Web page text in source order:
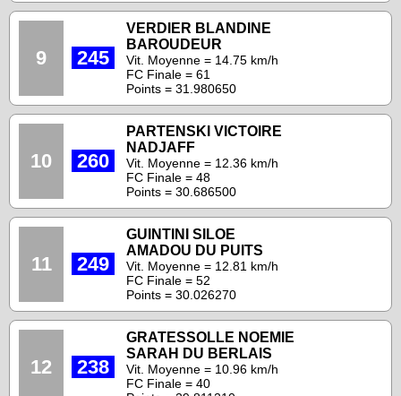
9 245
VERDIER BLANDINE
BAROUDEUR
Vit. Moyenne = 14.75 km/h
FC Finale = 61
Points = 31.980650
10 260
PARTENSKI VICTOIRE
NADJAFF
Vit. Moyenne = 12.36 km/h
FC Finale = 48
Points = 30.686500
11 249
GUINTINI SILOE
AMADOU DU PUITS
Vit. Moyenne = 12.81 km/h
FC Finale = 52
Points = 30.026270
12 238
GRATESSOLLE NOEMIE
SARAH DU BERLAIS
Vit. Moyenne = 10.96 km/h
FC Finale = 40